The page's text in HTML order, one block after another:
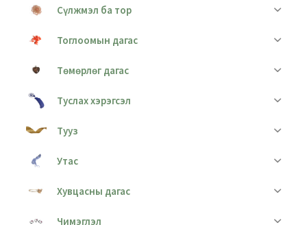
Сүлжмэл ба тор
Тоглоомын дагас
Төмөрлөг дагас
Туслах хэрэгсэл
Тууз
Утас
Хувцасны дагас
Чимэглэл